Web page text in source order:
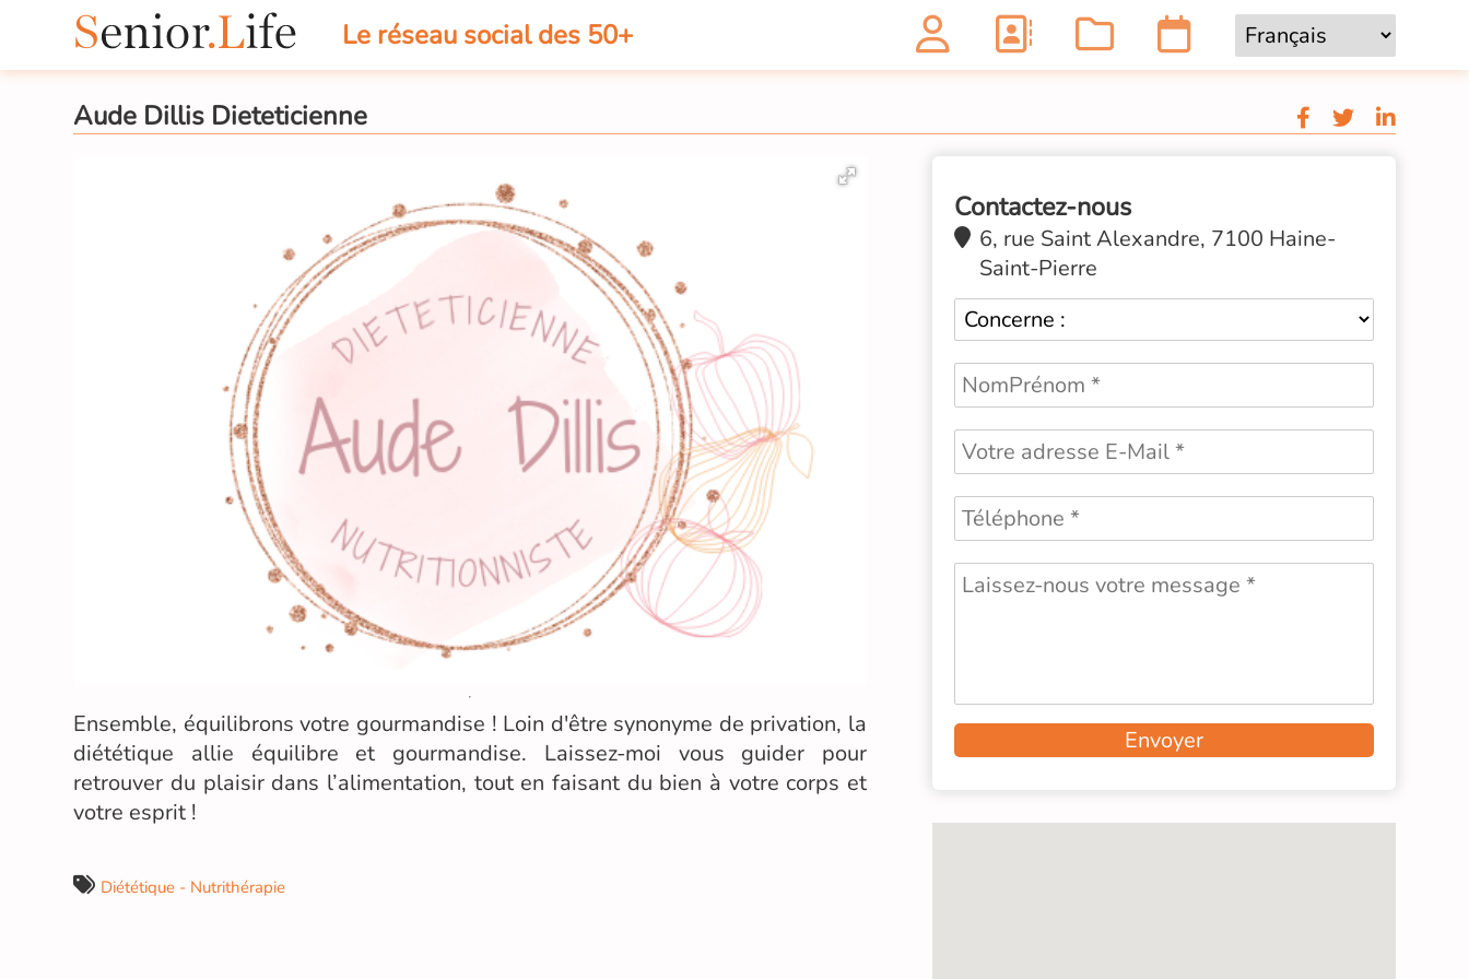
Le réseau social des 50+
Aude Dillis Dieteticienne
Ensemble, équilibrons votre gourmandise ! Loin d'être synonyme de privation, la
diététique allie équilibre et gourmandise. Laissez-moi vous guider pour
retrouver du plaisir dans l’alimentation, tout en faisant du bien à votre corps et
votre esprit !
Diététique - Nutrithérapie
Contactez-nous
6, rue Saint Alexandre, 7100 Haine-
Saint-Pierre
Envoyer